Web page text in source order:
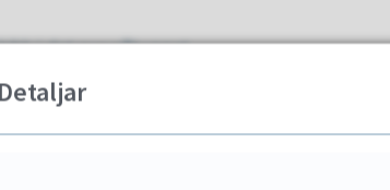
i det nye påbygget.
du finn informasjon om senteret
Detaljar